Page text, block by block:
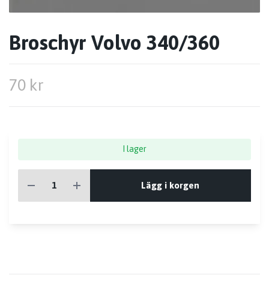
Broschyr Volvo 340/360
70 kr
I lager
Lägg i korgen